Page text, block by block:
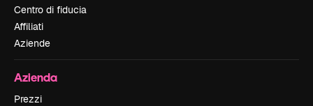
Centro di fiducia
Affiliati
Aziende
Azienda
Prezzi